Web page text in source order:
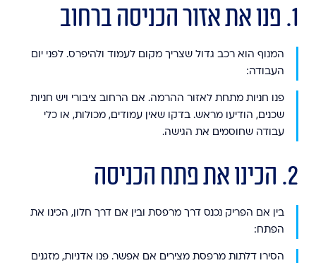
1. פנו את אזור הכניסה ברחוב
המנוף הוא רכב גדול שצריך מקום לעמוד ולהיפרס. לפני יום
העבודה:
פנו חניות מתחת לאזור ההרמה. אם הרחוב ציבורי ויש חניות
שכנים, הודיעו מראש. בדקו שאין עמודים, מכולות, או כלי
עבודה שחוסמים את הגישה.
2. הכינו את פתח הכניסה
בין אם הפריק נכנס דרך מרפסת ובין אם דרך חלון, הכינו את
הפתח:
הסירו דלתות מרפסת מצירים אם אפשר. פנו אדניות, מזגנים